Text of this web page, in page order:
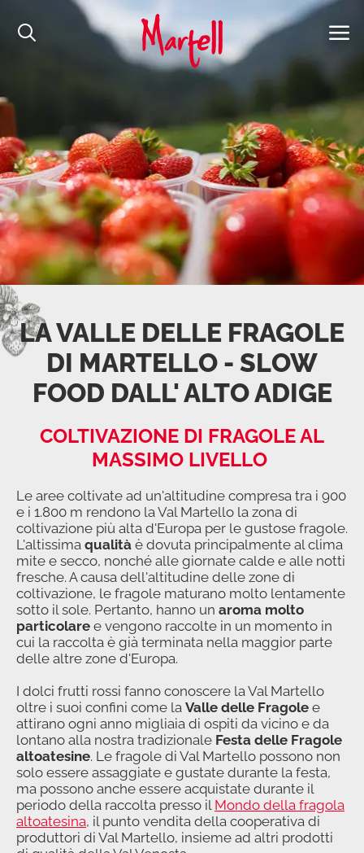
LA VALLE DELLE FRAGOLE
DI MARTELLO - SLOW
FOOD DALL' ALTO ADIGE
COLTIVAZIONE DI FRAGOLE AL
MASSIMO LIVELLO
Le aree coltivate ad un'altitudine compresa tra i 900
e i 1.800 m rendono la Val Martello la zona di
coltivazione più alta d'Europa per le gustose fragole.
L'altissima qualità è dovuta principalmente al clima
mite e secco, nonché alle giornate calde e alle notti
fresche. A causa dell'altitudine delle zone di
coltivazione, le fragole maturano molto lentamente
sotto il sole. Pertanto, hanno un aroma molto
particolare e vengono raccolte in un momento in
cui la raccolta è già terminata nella maggior parte
delle altre zone d'Europa.
I dolci frutti rossi fanno conoscere la Val Martello
oltre i suoi confini come la Valle delle Fragole e
attirano ogni anno migliaia di ospiti da vicino e da
lontano alla nostra tradizionale Festa delle Fragole
altoatesine. Le fragole di Val Martello possono non
solo essere assaggiate e gustate durante la festa,
ma possono anche essere acquistate durante il
periodo della raccolta presso il Mondo della fragola
altoatesina, il punto vendita della cooperativa di
produttori di Val Martello, insieme ad altri prodotti